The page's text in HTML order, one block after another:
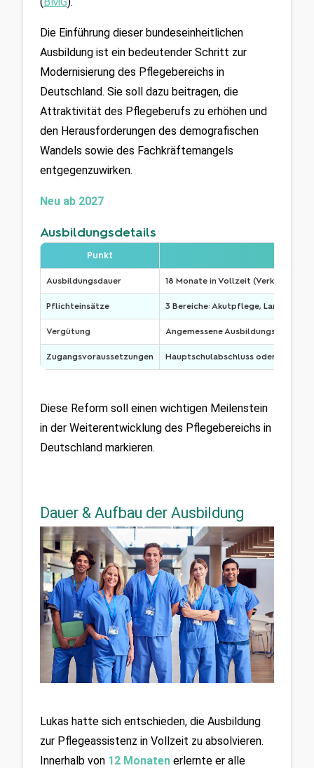
Die Einführung dieser bundeseinheitlichen
Ausbildung ist ein bedeutender Schritt zur
Modernisierung des Pflegebereichs in
Deutschland. Sie soll dazu beitragen, die
Attraktivität des Pflegeberufs zu erhöhen und
den Herausforderungen des demografischen
Wandels sowie des Fachkräftemangels
entgegenzuwirken.
Neu ab 2027
Ausbildungsdetails
Punkt
Ausbildungsdauer 18 Monate in Vollzeit (Verkürzung
Pflichteinsätze 3 Bereiche: Akutpflege,
Vergütung Angemessene
Zugangsvoraussetzungen Hauptschulabschluss oder
Diese Reform soll einen wichtigen Meilenstein
in der Weiterentwicklung des Pflegebereichs in
Deutschland markieren.
Dauer & Aufbau der Ausbildung
Lukas hatte sich entschieden, die Ausbildung
zur Pflegeassistenz in Vollzeit zu absolvieren.
Innerhalb von 12 Monaten erlernte er alle